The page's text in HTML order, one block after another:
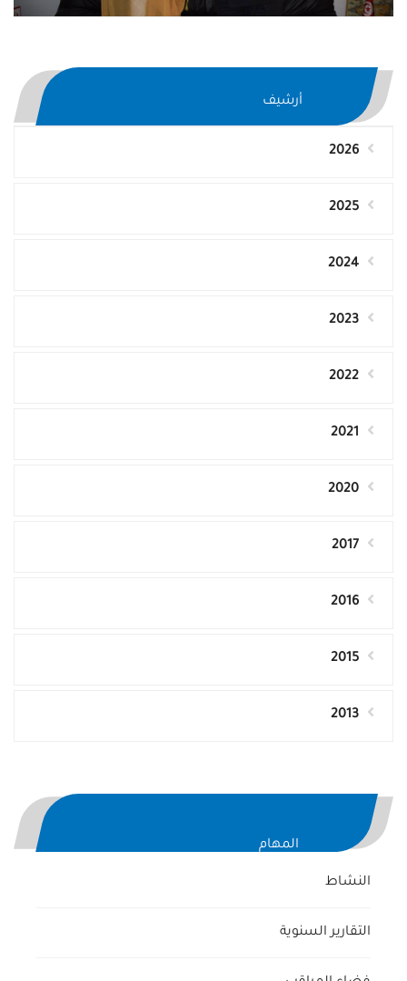
أرشيف
2026
2025
2024
2023
2022
2021
2020
2017
2016
2015
2013
المهام
النشاط
التقارير السنوية